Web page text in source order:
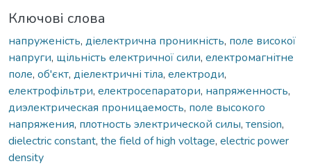
Ключові слова
напруженість, діелектрична проникність, поле високої
напруги, щільність електричної сили, електромагнітне
поле, об'єкт, діелектричні тіла, електроди,
електрофільтри, електросепаратори, напряженность,
диэлектрическая проницаемость, поле высокого
напряжения, плотность электрической силы, тension,
dielectric constant, the field of high voltage, electric power
density